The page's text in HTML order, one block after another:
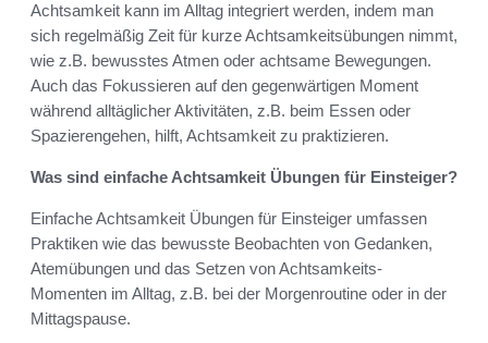
Achtsamkeit kann im Alltag integriert werden, indem man
sich regelmäßig Zeit für kurze Achtsamkeitsübungen nimmt,
wie z.B. bewusstes Atmen oder achtsame Bewegungen.
Auch das Fokussieren auf den gegenwärtigen Moment
während alltäglicher Aktivitäten, z.B. beim Essen oder
Spazierengehen, hilft, Achtsamkeit zu praktizieren.
Was sind einfache Achtsamkeit Übungen für Einsteiger?
Einfache Achtsamkeit Übungen für Einsteiger umfassen
Praktiken wie das bewusste Beobachten von Gedanken,
Atemübungen und das Setzen von Achtsamkeits-
Momenten im Alltag, z.B. bei der Morgenroutine oder in der
Mittagspause.